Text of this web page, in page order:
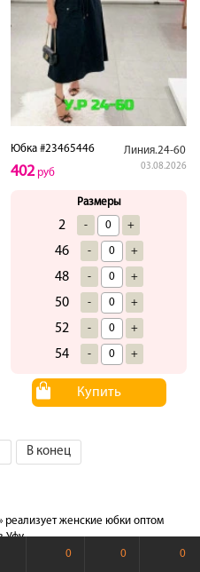
Юбка #23465446 Линия.24-60
03.08.2026
402руб
Размеры
2 - +
46 - +
48 - +
50 - +
52 - +
54 - +
Купить
В конец
реализует женские юбки оптом
Уфу.
0 0 0